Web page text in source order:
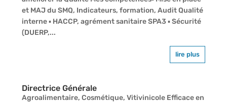
et MAJ du SMQ, Indicateurs, formation, Audit Qualité
interne ▪ HACCP, agrément sanitaire SPA3 ▪ Sécurité
(DUERP,...
lire plus
Directrice Générale
Agroalimentaire, Cosmétique, Vitivinicole Efficace en